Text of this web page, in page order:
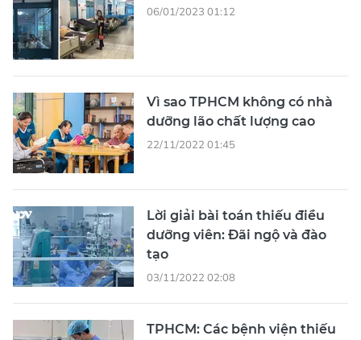
06/01/2023 01:12
Vì sao TPHCM không có nhà
dưỡng lão chất lượng cao
22/11/2022 01:45
Lời giải bài toán thiếu điều
dưỡng viên: Đãi ngộ và đào
tạo
03/11/2022 02:08
TPHCM: Các bệnh viện thiếu